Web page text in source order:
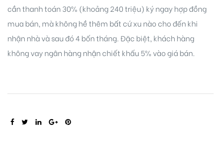
cần thanh toán 30% (khoảng 240 triệu) ký ngay hợp đồng
mua bán, mà không hề thêm bất cứ xu nào cho đến khi
nhận nhà và sau đó 4 bốn tháng. Đặc biệt, khách hàng
không vay ngân hàng nhận chiết khấu 5% vào giá bán.
SHARE: